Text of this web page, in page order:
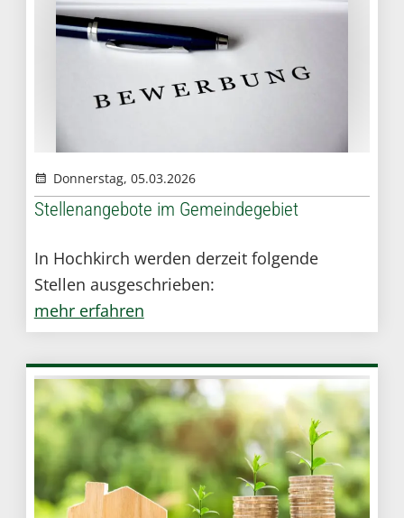
Donnerstag, 05.03.2026
Stellenangebote im Gemeindegebiet
In Hochkirch werden derzeit folgende
Stellen ausgeschrieben:
mehr erfahren